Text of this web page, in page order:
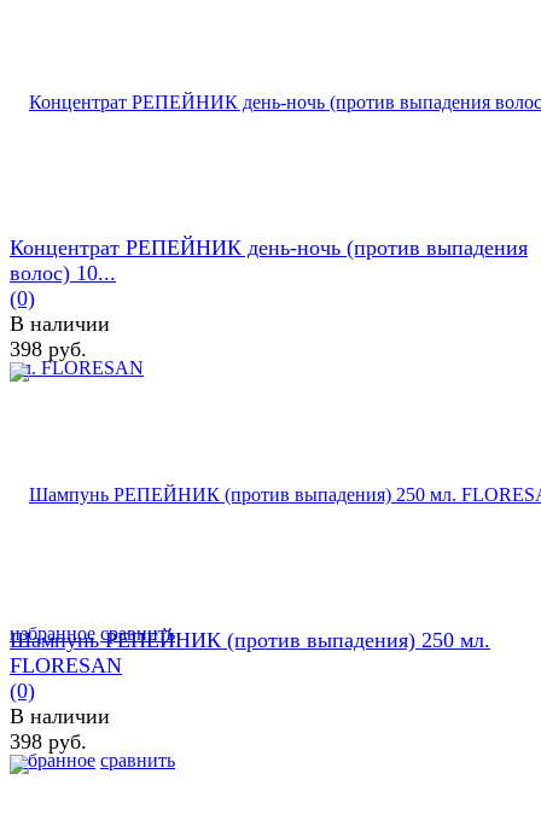
избранное сравнить
Концентрат РЕПЕЙНИК день-ночь (против выпадения
волос) 10...
(0)
В наличии
398 руб.
избранное сравнить
Шампунь РЕПЕЙНИК (против выпадения) 250 мл.
FLORESAN
(0)
В наличии
398 руб.